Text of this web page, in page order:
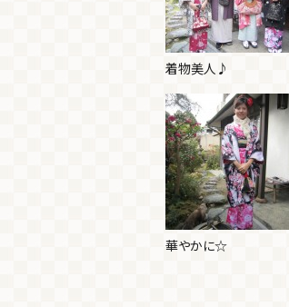
着物美人♪
華やかに☆